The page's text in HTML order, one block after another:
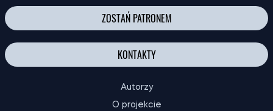
ZOSTAŃ PATRONEM